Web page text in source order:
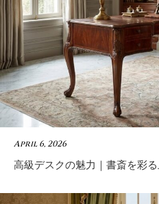
April 6, 2026
高級デスクの魅力｜書斎を彩